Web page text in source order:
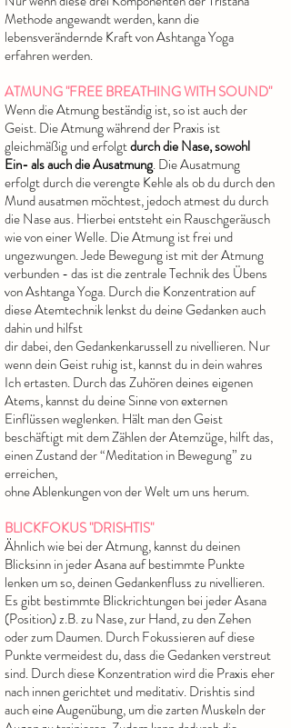
Methode angewandt werden, kann die
lebensverändernde Kraft von Ashtanga Yoga
erfahren werden.
ATMUNG "FREE BREATHING WITH SOUND"
Wenn die Atmung beständig ist, so ist auch der
Geist. Die Atmung während derPraxis ist
gleichmäßig und erfolgtdurch die Nase, sowohl
Ein- als auch die Ausatmung.Die Ausatmung
erfolgt durch die verengte Kehle als ob du durch den
Mund ausatmenmöchtest, jedoch atmest du durch
die Nase aus. Hierbei entsteht ein Rauschgeräusch
wie von einer Welle. Die Atmung ist frei und
ungezwungen. Jede Bewegung ist mit derAtmung
verbunden -das ist die zentrale Technik des Übens
von Ashtanga Yoga. Durchdie Konzentration auf
diese Atemtechnik lenkst du deine Gedanken auch
dahin und hilfst
dir dabei, den Gedankenkarussell zu nivellieren. Nur
wenn dein Geist ruhig ist, kannst duin dein wahres
Ich ertasten. Durch das Zuhören deines eigenen
Atems, kannst du deineSinne von externen
Einflüssen weglenken. Hält man den Geist
beschäftigt mit demZählender Atemzüge, hilft das,
einen Zustand der “Meditation in Bewegung” zu
erreichen,
ohne Ablenkungen von der Welt um uns herum.
BLICKFOKUS "DRISHTIS"
Ähnlich wie bei der Atmung, kannst du deinen
Blicksinn in jeder Asana auf bestimmte Punkte
lenken um so, deinen Gedankenfluss zu nivellieren.
Es gibt bestimmte Blickrichtungen bei jeder Asana
(Position) z.B. zu Nase, zur Hand, zu den Zehen
oder zum Daumen. Durch Fokussieren auf diese
Punkte vermeidest du, dass die Gedanken verstreut
sind. Durch diese Konzentration wird die Praxis eher
nach innen gerichtet und meditativ. Drishtis sind
auch eine Augenübung, um die zarten Muskeln der